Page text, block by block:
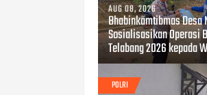
AUG 08, 2026
Bhabinkamtibmas Desa
Sosialisasikan Operasi
Telabang 2026 kepada
POLRI